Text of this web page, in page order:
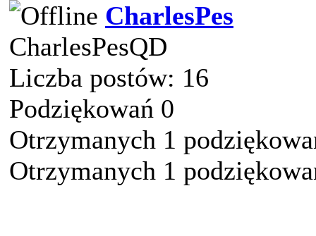
CharlesPes
CharlesPesQD
Liczba postów: 16
Podziękowań 0
Otrzymanych 1
Otrzymanych 1